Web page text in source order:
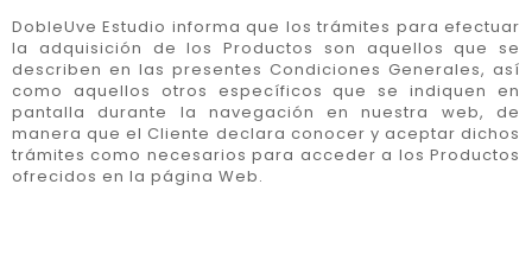
DobleUve Estudio informa que los trámites para efectuar
la adquisición de los Productos son aquellos que se
describen en las presentes Condiciones Generales, así
como aquellos otros específicos que se indiquen en
pantalla durante la navegación en nuestra web, de
manera que el Cliente declara conocer y aceptar dichos
trámites como necesarios para acceder a los Productos
ofrecidos en la página Web.